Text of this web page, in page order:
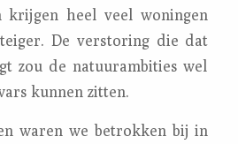
krijgen heel veel woningen
De verstoring die dat
zou de natuurambities wel
kunnen zitten.
waren we betrokken bij in